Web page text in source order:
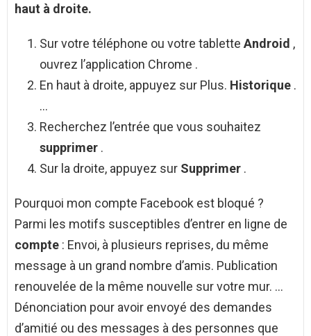
haut à droite.
Sur votre téléphone ou votre tablette Android ,
ouvrez l’application Chrome .
En haut à droite, appuyez sur Plus. Historique .
…
Recherchez l’entrée que vous souhaitez
supprimer .
Sur la droite, appuyez sur Supprimer .
Pourquoi mon compte Facebook est bloqué ?
Parmi les motifs susceptibles d’entrer en ligne de
compte : Envoi, à plusieurs reprises, du même
message à un grand nombre d’amis. Publication
renouvelée de la même nouvelle sur votre mur. …
Dénonciation pour avoir envoyé des demandes
d’amitié ou des messages à des personnes que